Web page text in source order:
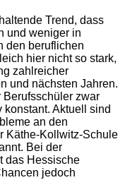
Trend, dass
und weniger in
den beruflichen
hier nicht so stark,
zahlreicher
und nächsten Jahren.
zwar
konstant. Aktuell sind
an den
Käthe-Kollwitz-Schule
Bei der
das Hessische
jedoch